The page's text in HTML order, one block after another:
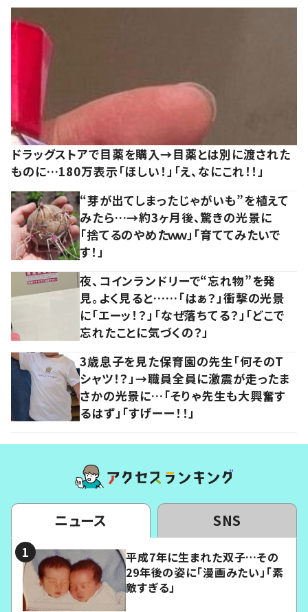
ドラッグストアで目薬を購入→目薬とは別に渡された
ものに…180万表示「ほしい！」「え、なにこれ！！」
“芽が出てしまったじゃがいも”を植えて
みたら…→約3ヶ月後、驚きの光景に
「捨てるのやめたｗｗ」「育ててみたいで
す！」
夜、コインランドリーで“忘れ物”を発
見。よく見ると……「はぁ？」衝撃の光景
に「エーッ！？」「なぜ落ちてる？」「どこで
忘れたことに気づくの？」
3歳息子を見た保育園の先生「何そのT
シャツ！？」→職員全員に激震が走ったま
さかの光景に…「そりゃ先生も大興奮す
るはず」「すげーー！！」
ニュース SNS
平成7年に生まれた双子…その
29年後の姿に「漫画みたい」「素
敵すぎる」